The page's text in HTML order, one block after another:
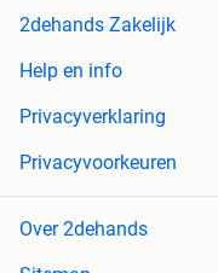
2dehands Zakelijk
Help en info
Privacyverklaring
Privacyvoorkeuren
Over 2dehands